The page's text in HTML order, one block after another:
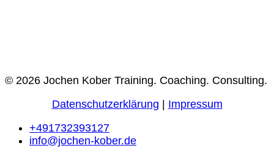
© 2026 Jochen Kober Training. Coaching. Consulting.
Datenschutzerklärung
Impressum
+491732393127
info@jochen-kober.de